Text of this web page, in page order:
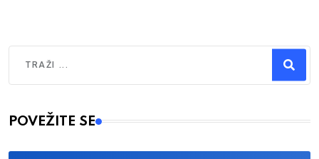
Type 2 or more characters for results.
POVEŽITE SE